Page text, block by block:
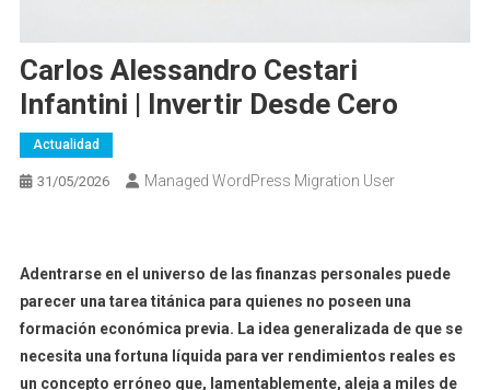
Carlos Alessandro Cestari
Infantini | Invertir Desde Cero
Actualidad
31/05/2026 Managed WordPress Migration User
Adentrarse en el universo de las finanzas personales puede
parecer una tarea titánica para quienes no poseen una
formación económica previa. La idea generalizada de que se
necesita una fortuna líquida para ver rendimientos reales es
un concepto erróneo que, lamentablemente, aleja a miles de